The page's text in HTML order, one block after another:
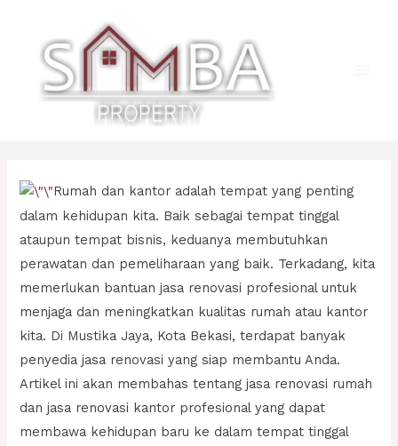
konten
Rumah dan kantor adalah tempat yang penting
dalam kehidupan kita. Baik sebagai tempat tinggal
ataupun tempat bisnis, keduanya membutuhkan
perawatan dan pemeliharaan yang baik. Terkadang, kita
memerlukan bantuan jasa renovasi profesional untuk
menjaga dan meningkatkan kualitas rumah atau kantor
kita. Di Mustika Jaya, Kota Bekasi, terdapat banyak
penyedia jasa renovasi yang siap membantu Anda.
Artikel ini akan membahas tentang jasa renovasi rumah
dan jasa renovasi kantor profesional yang dapat
membawa kehidupan baru ke dalam tempat tinggal